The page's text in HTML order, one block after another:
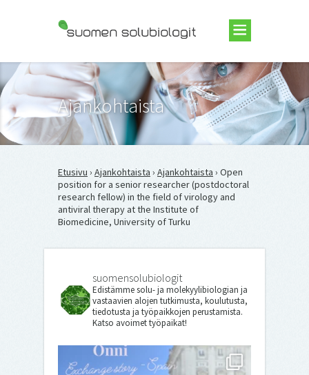
Suomen Solubiologit ry
Ajankohtaista
Etusivu › Ajankohtaista › Ajankohtaista › Open
position for a senior researcher (postdoctoral
research fellow) in the field of virology and
antiviral therapy at the Institute of
Biomedicine, University of Turku
suomensolubiologit
Edistämme solu- ja molekyylibiologian ja
vastaavien alojen tutkimusta, koulutusta,
tiedotusta ja työpaikkojen perustamista.
Katso avoimet työpaikat!